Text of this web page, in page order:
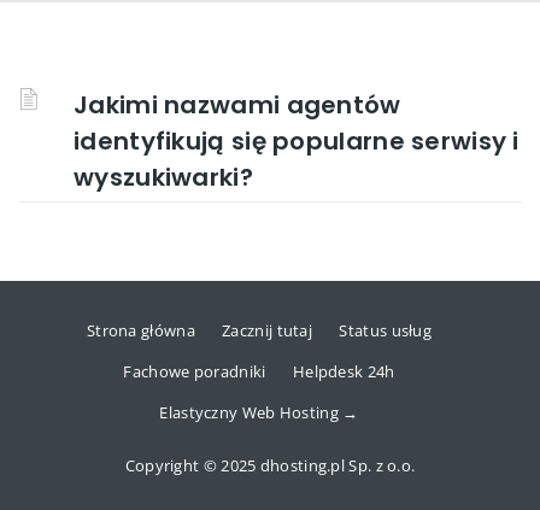
Jakimi nazwami agentów
identyfikują się popularne serwisy i
wyszukiwarki?
Strona główna Zacznij tutaj
Status usług
Fachowe poradniki
Helpdesk 24h
Elastyczny Web Hosting →
Copyright © 2025 dhosting.pl Sp. z o.o.